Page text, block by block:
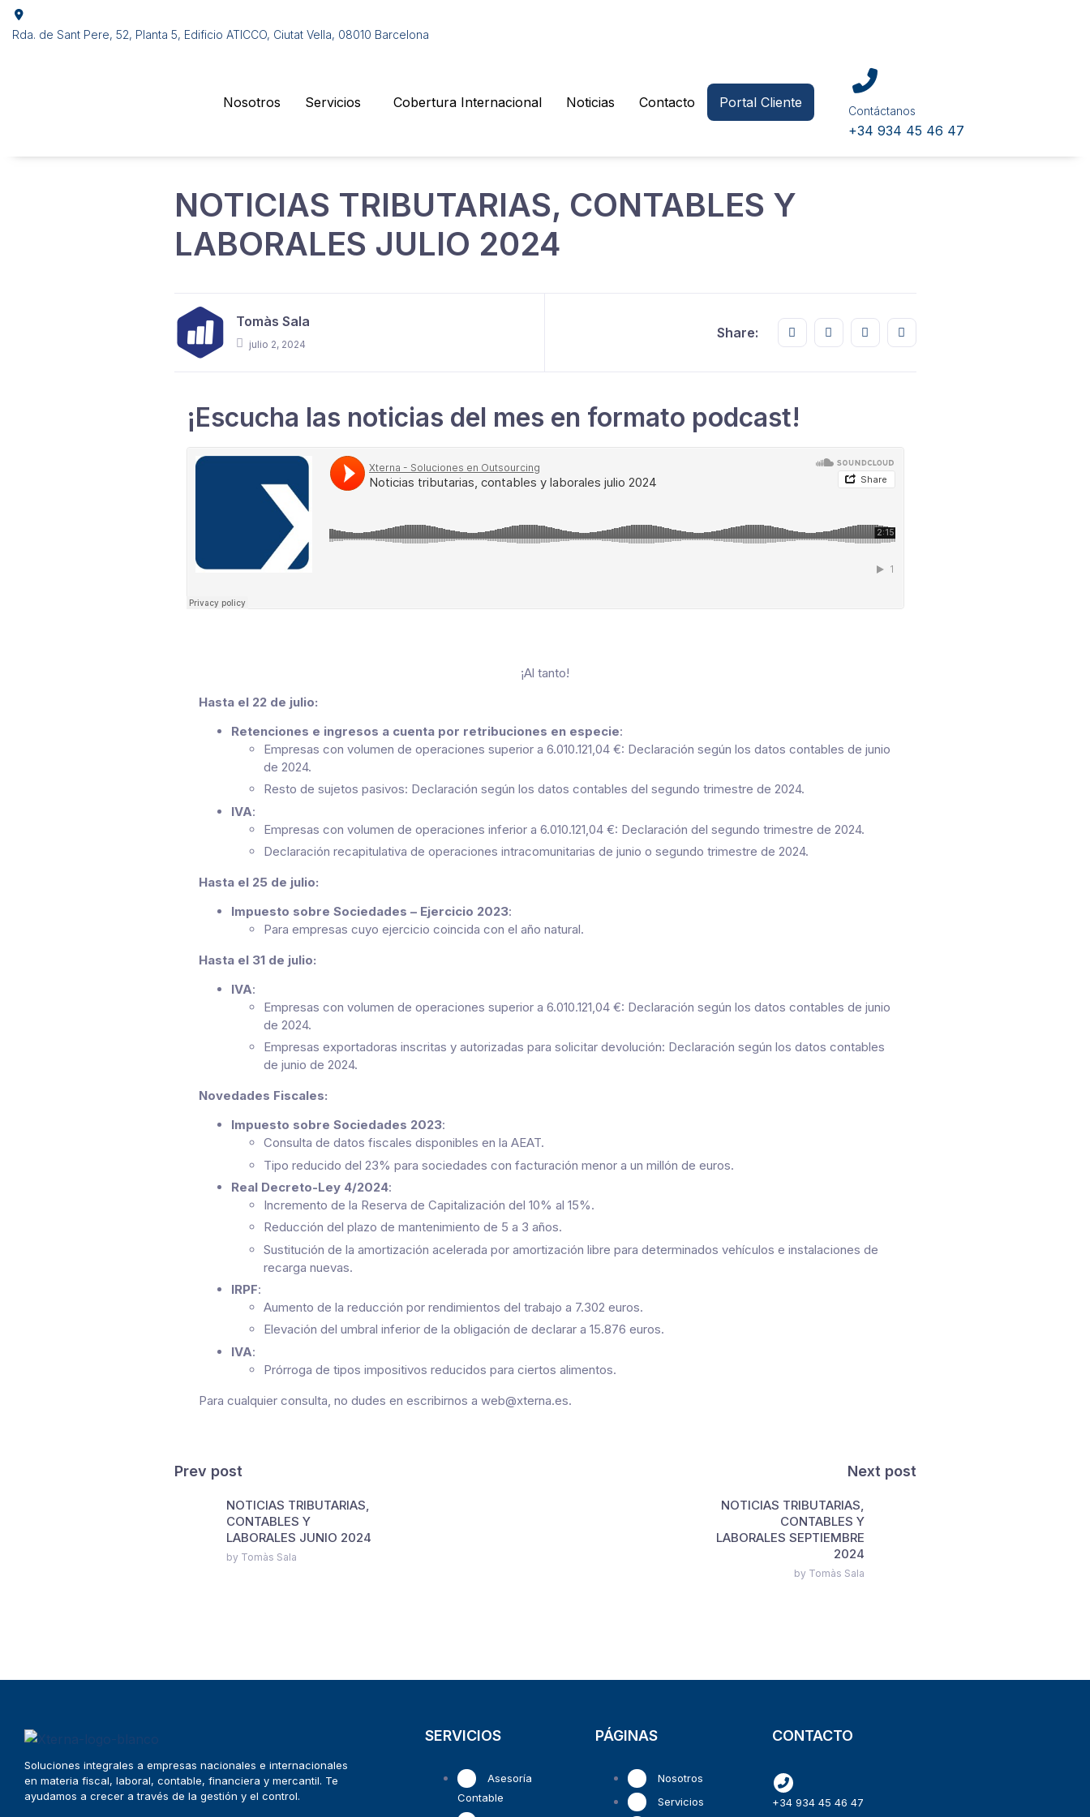
Rda. de Sant Pere, 52, Planta 5, Edificio ATICCO, Ciutat Vella, 08010 Barcelona
Nosotros Servicios Cobertura Internacional Noticias Contacto Portal Cliente
Contáctanos
+34 934 45 46 47
NOTICIAS TRIBUTARIAS, CONTABLES Y
LABORALES JULIO 2024
Tomàs Sala
julio 2, 2024
Share: Share this on FaceBook
Share this on Twitter
Share this on GMail
Share this on EMail
¡Escucha las noticias del mes en formato podcast!
¡Al tanto!
Hasta el 22 de julio:
Retenciones e ingresos a cuenta por retribuciones en especie:
Empresas con volumen de operaciones superior a 6.010.121,04 €: Declaración según los datos contables de junio
de 2024.
Resto de sujetos pasivos: Declaración según los datos contables del segundo trimestre de 2024.
IVA:
Empresas con volumen de operaciones inferior a 6.010.121,04 €: Declaración del segundo trimestre de 2024.
Declaración recapitulativa de operaciones intracomunitarias de junio o segundo trimestre de 2024.
Hasta el 25 de julio:
Impuesto sobre Sociedades – Ejercicio 2023:
Para empresas cuyo ejercicio coincida con el año natural.
Hasta el 31 de julio:
IVA:
Empresas con volumen de operaciones superior a 6.010.121,04 €: Declaración según los datos contables de junio
de 2024.
Empresas exportadoras inscritas y autorizadas para solicitar devolución: Declaración según los datos contables
de junio de 2024.
Novedades Fiscales:
Impuesto sobre Sociedades 2023:
Consulta de datos fiscales disponibles en la AEAT.
Tipo reducido del 23% para sociedades con facturación menor a un millón de euros.
Real Decreto-Ley 4/2024:
Incremento de la Reserva de Capitalización del 10% al 15%.
Reducción del plazo de mantenimiento de 5 a 3 años.
Sustitución de la amortización acelerada por amortización libre para determinados vehículos e instalaciones de
recarga nuevas.
IRPF:
Aumento de la reducción por rendimientos del trabajo a 7.302 euros.
Elevación del umbral inferior de la obligación de declarar a 15.876 euros.
IVA:
Prórroga de tipos impositivos reducidos para ciertos alimentos.
Para cualquier consulta, no dudes en escribirnos a web@xterna.es.
Prev post
NOTICIAS TRIBUTARIAS,
CONTABLES Y
LABORALES JUNIO 2024
by Tomàs Sala
Next post
NOTICIAS TRIBUTARIAS,
CONTABLES Y
LABORALES SEPTIEMBRE
2024
by Tomàs Sala
Soluciones integrales a empresas nacionales e internacionales
en materia fiscal, laboral, contable, financiera y mercantil. Te
ayudamos a crecer a través de la gestión y el control.
SERVICIOS
Asesoría
Contable
PÁGINAS
Nosotros
Servicios
CONTACTO
+34 934 45 46 47